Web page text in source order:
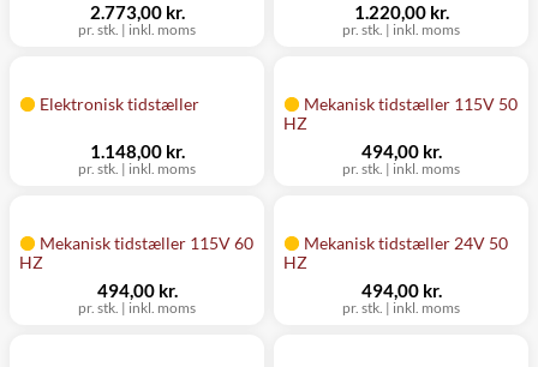
pr. stk. | inkl. moms
2.773,00 kr.
pr. stk. | inkl. moms
1.220,00 kr.
Elektronisk tidstæller
pr. stk. | inkl. moms
1.148,00 kr.
Mekanisk tidstæller 115V 50
HZ
pr. stk. | inkl. moms
494,00 kr.
Mekanisk tidstæller 115V 60
HZ
pr. stk. | inkl. moms
494,00 kr.
Mekanisk tidstæller 24V 50
HZ
pr. stk. | inkl. moms
494,00 kr.